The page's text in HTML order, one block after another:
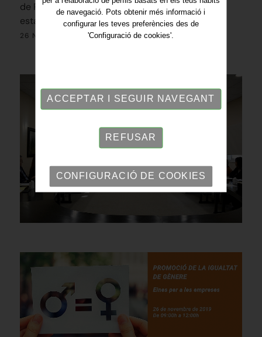
de Plans d’Igualtat que ha servit d’exemple i ha
estat molt útil.
26 NOVEMBRE 2019
de navegació. Pots obtenir més informació i
configurar les teves preferències des de
'Configuració de cookies'.
ACCEPTAR I SEGUIR NAVEGANT
REFUSAR
CONFIGURACIÓ DE COOKIES